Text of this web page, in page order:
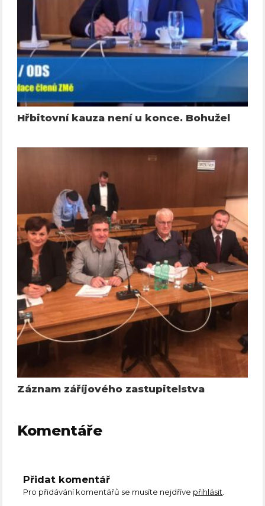
Hřbitovní kauza není u konce. Bohužel
Záznam záříjového zastupitelstva
Komentáře
Přidat komentář
Pro přidávání komentářů se musíte nejdříve přihlásit